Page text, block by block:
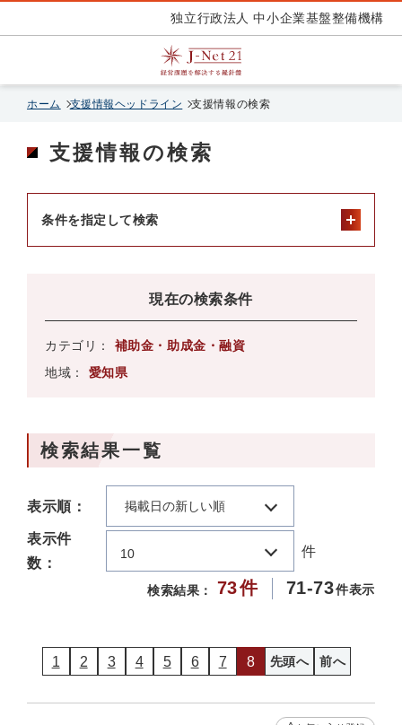
独立行政法人 中小企業基盤整備機構
ホーム 支援情報ヘッドライン 支援情報の検索
支援情報の検索
条件を指定して検索
現在の検索条件
カテゴリ：
補助金・助成金・融資
地域：
愛知県
検索結果一覧
表示順： 掲載日の新しい順
表示件
数：
10 件
検索結果： 73件 71-73件表示
先頭へ 前へ
1 2 3 4 5 6 7 8